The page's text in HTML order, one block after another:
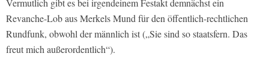
Vermutlich gibt es bei irgendeinem Festakt demnächst ein
Revanche-Lob aus Merkels Mund für den öffentlich-rechtlichen
Rundfunk, obwohl der männlich ist („Sie sind so staatsfern. Das
freut mich außerordentlich“).